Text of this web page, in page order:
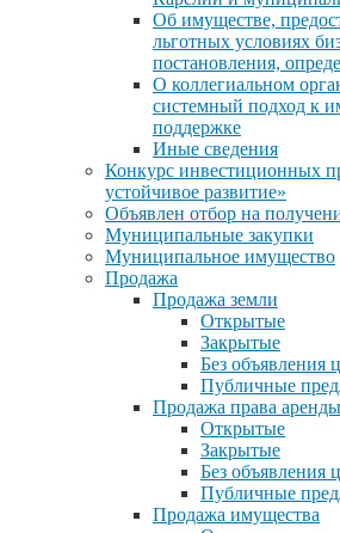
Об имуществе,
льготных условиях
постановления,
О коллегиальном
системный подход к
поддержке
Иные сведения
Конкурс инвестиционных
устойчивое развитие»
Объявлен отбор на
Муниципальные закупки
Муниципальное имущество
Продажа
Продажа земли
Открытые
Закрытые
Без объявления
Публичные
Продажа права
Открытые
Закрытые
Без объявления
Публичные
Продажа имущества